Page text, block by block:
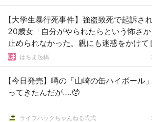
【大学生暴行死事件】強盗致死で起訴さ
20歳女「自分がやられたらという怖さか
止められなかった。親にも迷惑をかけて
まって申し訳ない」
はちま起稿
【今日発売】噂の「山崎の缶ハイボール
ってきたんだが‥‥🥺
ライフハックちゃんねる弐式